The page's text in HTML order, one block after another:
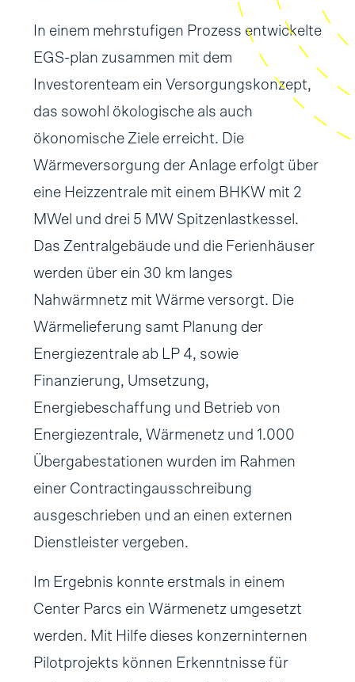
In einem mehrstufigen Prozess entwickelte
EGS-plan zusammen mit dem
Investorenteam ein Versorgungskonzept,
das sowohl ökologische als auch
ökonomische Ziele erreicht. Die
Wärmeversorgung der Anlage erfolgt über
eine Heizzentrale mit einem BHKW mit 2
MWel und drei 5 MW Spitzenlastkessel.
Das Zentralgebäude und die Ferienhäuser
werden über ein 30 km langes
Nahwärmnetz mit Wärme versorgt. Die
Wärmelieferung samt Planung der
Energiezentrale ab LP 4, sowie
Finanzierung, Umsetzung,
Energiebeschaffung und Betrieb von
Energiezentrale, Wärmenetz und 1.000
Übergabestationen wurden im Rahmen
einer Contractingausschreibung
ausgeschrieben und an einen externen
Dienstleister vergeben.
Im Ergebnis konnte erstmals in einem
Center Parcs ein Wärmenetz umgesetzt
werden. Mit Hilfe dieses konzerninternen
Pilotprojekts können Erkenntnisse für